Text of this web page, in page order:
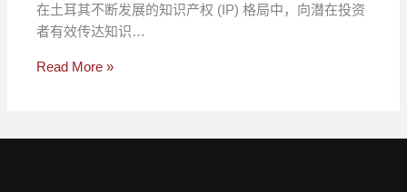
在土耳其不断发展的知识产权 (IP) 格局中，向潜在投资
者有效传达知识…
Read More »